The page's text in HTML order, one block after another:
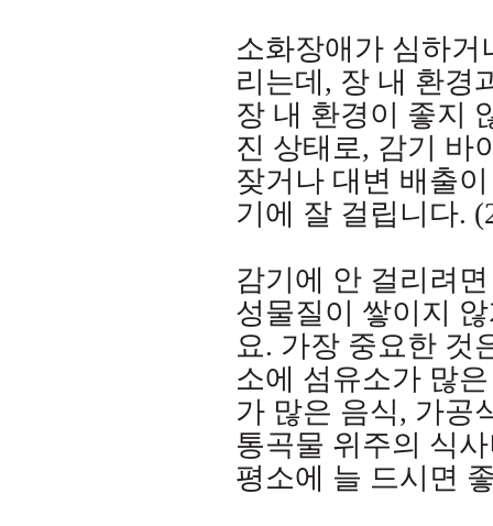
소화장애가 심하
리는데 , 장 내 환경
장 내 환경이 좋지
진 상태로, 감기 바
잦거나 대변 배출
기에 잘 걸립니다.
감기에 안 걸리려
성물질이 쌓이지
요. 가장 중요한 것
소에 섬유소가 많
가 많은 음식, 가공
통곡물 위주의 식
평소에 늘 드시면